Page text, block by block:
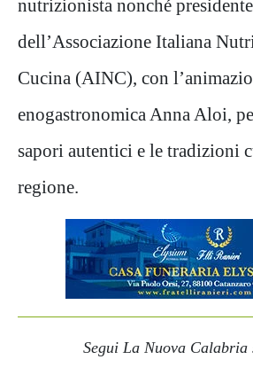
nutrizionista nonché
dell’Associazione Italiana
Cucina (AINC), con
enogastronomica Anna Aloi,
sapori autentici e le tradizioni
regione.
Segui La Nuova Calabria